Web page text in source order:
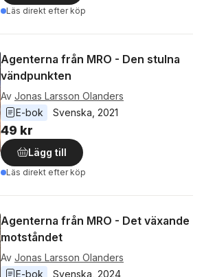
Läs direkt efter köp
Agenterna från MRO - Den stulna
vändpunkten
Av Jonas Larsson Olanders
E-bok
Svenska 2021
49 kr
Lägg till
Läs direkt efter köp
Agenterna från MRO - Det växande
motståndet
Av Jonas Larsson Olanders
E-bok
Svenska 2024